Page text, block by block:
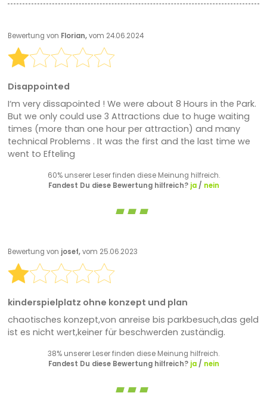
Bewertung von Florian,vom 24.06.2024
Disappointed
I‘m very dissapointed ! We were about 8 Hours in the Park.
But we only could use 3 Attractions due to huge waiting
times (more than one hour per attraction) and many
technical Problems . It was the first and the last time we
went to Efteling
60% unserer Leser finden diese Meinung hilfreich.
Fandest Du diese Bewertung hilfreich? ja/ nein
Bewertung von josef,vom 25.06.2023
kinderspielplatz ohne konzept und plan
chaotisches konzept,von anreise bis parkbesuch,das geld
ist es nicht wert,keiner für beschwerden zuständig.
38% unserer Leser finden diese Meinung hilfreich.
Fandest Du diese Bewertung hilfreich? ja/ nein